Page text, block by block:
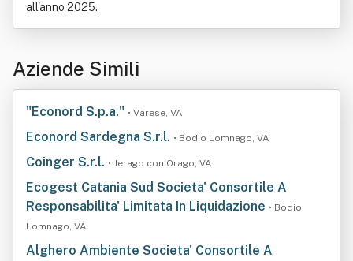
all'anno 2025.
Aziende Simili
"Econord S.p.a." • Varese, VA
Econord Sardegna S.r.l. • Bodio Lomnago, VA
Coinger S.r.l. • Jerago con Orago, VA
Ecogest Catania Sud Societa' Consortile A
Responsabilita' Limitata In Liquidazione • Bodio
Lomnago, VA
Alghero Ambiente Societa' Consortile A